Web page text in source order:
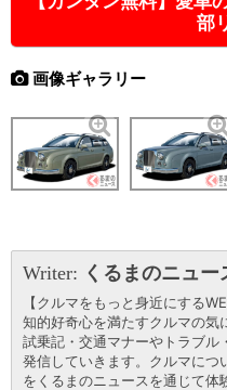
部
画像ギャラリー
Writer: くるまのニュー
【クルマをもっと身近にする
知的好奇心を満たすクルマの気
試乗記・交通マナーやトラブル
発信していきます。クルマにつ
をくるまのニュースを通じて体